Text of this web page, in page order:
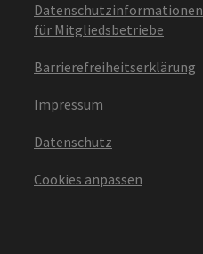
Datenschutzinformationen
für Mitgliedsbetriebe
Barrierefreiheitserklärung
Impressum
Datenschutz
Cookies anpassen